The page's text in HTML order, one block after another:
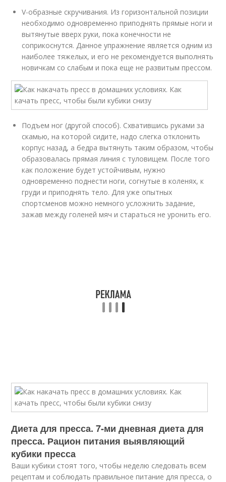
V-образные скручивания. Из горизонтальной позиции
необходимо одновременно приподнять прямые ноги и
вытянутые вверх руки, пока конечности не
соприкоснутся. Данное упражнение является одним из
наиболее тяжелых, и его не рекомендуется выполнять
новичкам со слабым и пока еще не развитым прессом.
Подъем ног (другой способ). Схватившись руками за
скамью, на которой сидите, надо слегка отклонить
корпус назад, а бедра вытянуть таким образом, чтобы
образовалась прямая линия с туловищем. После того
как положение будет устойчивым, нужно
одновременно поднести ноги, согнутые в коленях, к
груди и приподнять тело. Для уже опытных
спортсменов можно немного усложнить задание,
зажав между голеней мяч и стараться не уронить его.
Диета для пресса. 7-ми дневная диета для
пресса. Рацион питания выявляющий
кубики пресса
Ваши кубики стоят того, чтобы неделю следовать всем
рецептам и соблюдать правильное питание для пресса, о